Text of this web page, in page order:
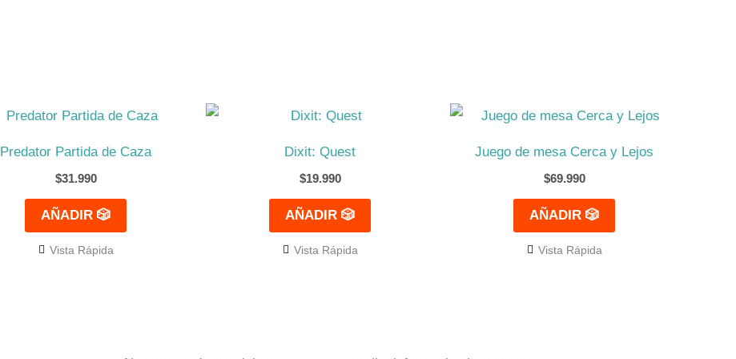
Predator Partida de Caza
$31.990
AÑADIR 🎲
Vista Rápida
Dixit: Quest
$19.990
AÑADIR 🎲
Vista Rápida
Juego de mesa Cerca y Lejos
$69.990
AÑADIR 🎲
Vista Rápida